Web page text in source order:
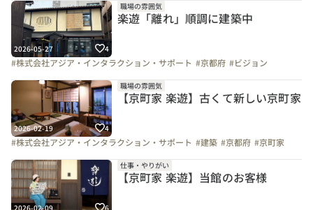
2026-05-27 4
職場の雰囲気
楽遊「離れ」順調に建築中
#株式会社アジア・インタラクション・サポート #京都府 #ビジョン
2026-02-19 4
職場の雰囲気
【京町家 楽遊】古くて新しい京町家
#株式会社アジア・インタラクション・サポート #建築 #京都府 #京町家
2026-02-09 6
仕事・やりがい
【京町家 楽遊】当館のお客様